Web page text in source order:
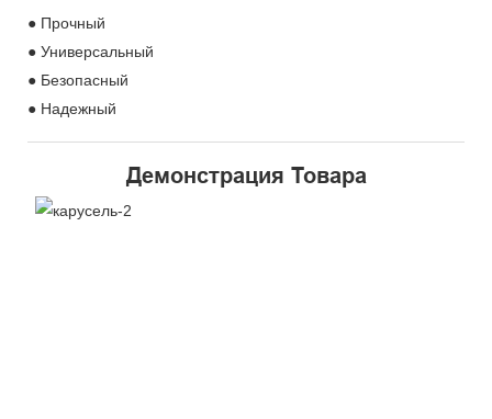
● Прочный
● Универсальный
● Безопасный
● Надежный
Демонстрация Товара